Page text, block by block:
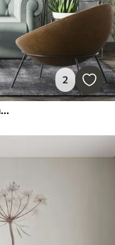
2
Peintures murales Ornement de fleurs avec oiseaux, style rustique, botanique, prairie, fond bleu